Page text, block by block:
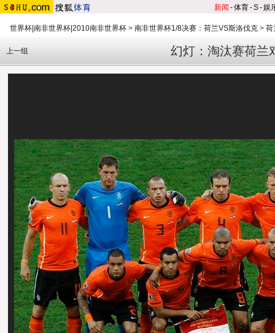
新闻 -体育-S-娱
世界杯|南非世界杯|2010南非世界杯 > 南非世界杯1/8决赛：荷兰VS斯洛伐克 > 荷
幻灯：淘汰赛荷兰
上一组